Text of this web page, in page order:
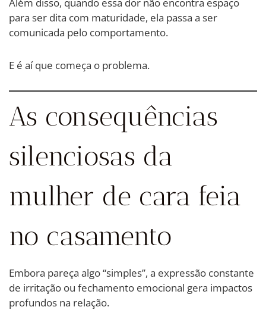
para ser dita com maturidade, ela passa a ser
comunicada pelo comportamento.
E é aí que começa o problema.
As consequências
silenciosas da
mulher de cara feia
no casamento
Embora pareça algo “simples”, a expressão constante
de irritação ou fechamento emocional gera impactos
profundos na relação.